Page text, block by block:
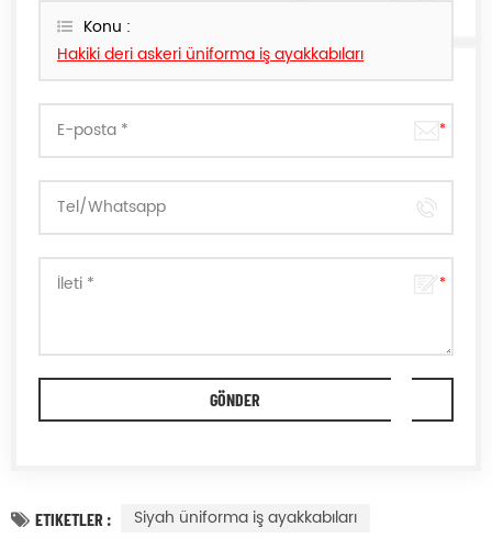
Konu :
Hakiki deri askeri üniforma iş ayakkabıları
ETIKETLER :
Siyah üniforma iş ayakkabıları